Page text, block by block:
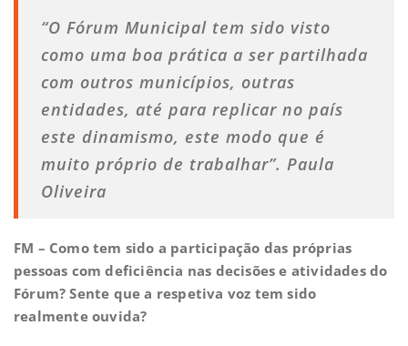
“O Fórum Municipal tem sido visto
como uma boa prática a ser partilhada
com outros municípios, outras
entidades, até para replicar no país
este dinamismo, este modo que é
muito próprio de trabalhar”. Paula
Oliveira
FM – Como tem sido a participação das próprias
pessoas com deficiência nas decisões e atividades do
Fórum? Sente que a respetiva voz tem sido
realmente ouvida?